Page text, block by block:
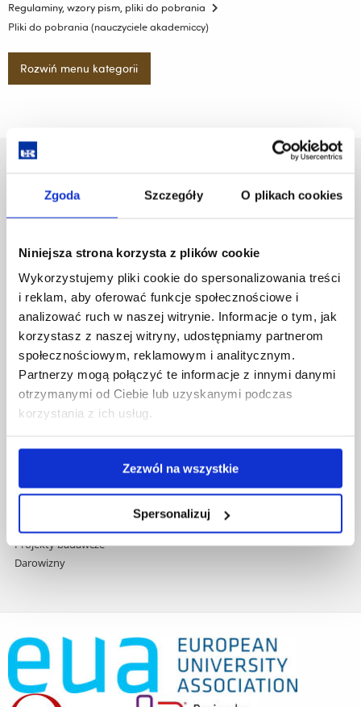
Zgoda Szczegóły O plikach cookies
Niniejsza strona korzysta z plików cookie
Wykorzystujemy pliki cookie do spersonalizowania treści
i reklam, aby oferować funkcje społecznościowe i
analizować ruch w naszej witrynie. Informacje o tym, jak
korzystasz z naszej witryny, udostępniamy partnerom
społecznościowym, reklamowym i analitycznym.
Partnerzy mogą połączyć te informacje z innymi danymi
otrzymanymi od Ciebie lub uzyskanymi podczas
korzystania z ich usług.
Zezwól na wszystkie
Spersonalizuj
Regulaminy, wzory pism, pliki do pobrania
Pliki do pobrania (nauczyciele akademiccy)
Rozwiń menu kategorii
Al. Tadeusza Rejtana 16C
Pomiń
nawigację
przejdź
do
treści
Polityka prywatności
Biblioteka
Wydawnictwo
Covid info
Studia podyplomowe
Praca na UR
Zamówienia publiczne
Fundusze strukturalne
Projekty współfinansowane przez UE
Wynajem sal
Dane kontaktowe
Deklaracja dostępności cyfrowej
Projekty badawcze
Darowizny